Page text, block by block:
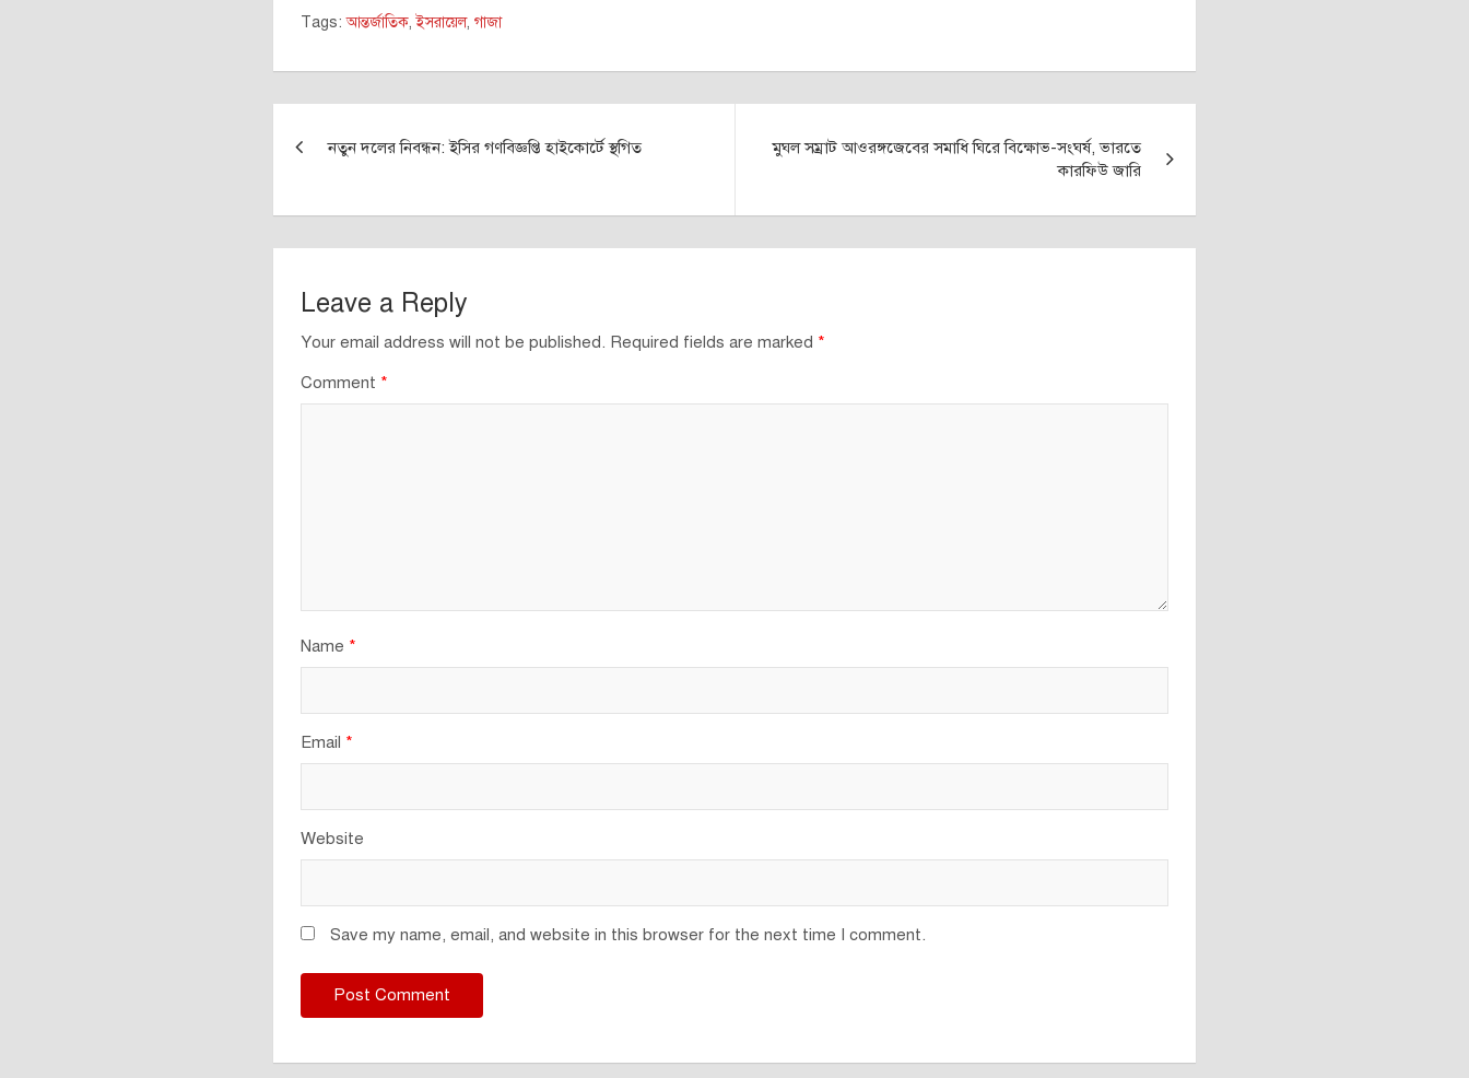
Tags: আন্তর্জাতিক,ইসরায়েল,গাজা
navigation
নতুন দলের নিবন্ধন: ইসির গণবিজ্ঞপ্তি হাইকোর্টে স্থগিত
মুঘল সম্রাট আওরঙ্গজেবের সমাধি ঘিরে বিক্ষোভ-সংঘর্ষ, ভারতে
কারফিউ জারি
Leave a Reply
Your email address will not be published. Required fields are marked *
Comment *
Name *
Email *
Website
Save my name, email, and website in this browser for the next time I comment.